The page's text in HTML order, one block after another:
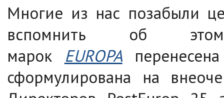
Многие из нас позабыли
вспомнить об
марок EUROPA
сформулирована на